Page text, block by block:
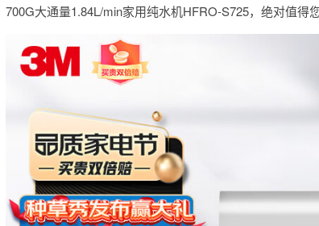
700G大通量1.84L/min家用纯水机HFRO-S725，绝对值得您